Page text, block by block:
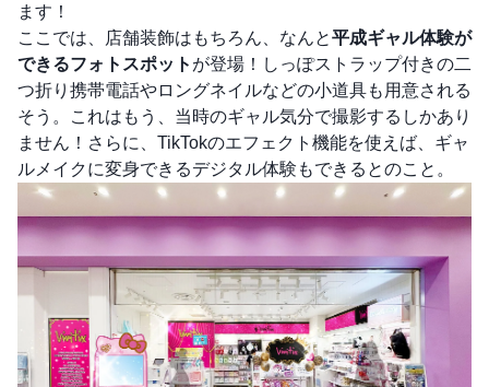
ます！
ここでは、店舗装飾はもちろん、なんと平成ギャル体験が
できるフォトスポット が登場！しっぽストラップ付きの二
つ折り携帯電話やロングネイルなどの小道具も用意される
そう。これはもう、当時のギャル気分で撮影するしかあり
ません！さらに、TikTokのエフェクト機能を使えば、ギャ
ルメイクに変身できるデジタル体験もできるとのこと。